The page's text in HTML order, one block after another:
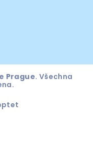
Prague. Všechna